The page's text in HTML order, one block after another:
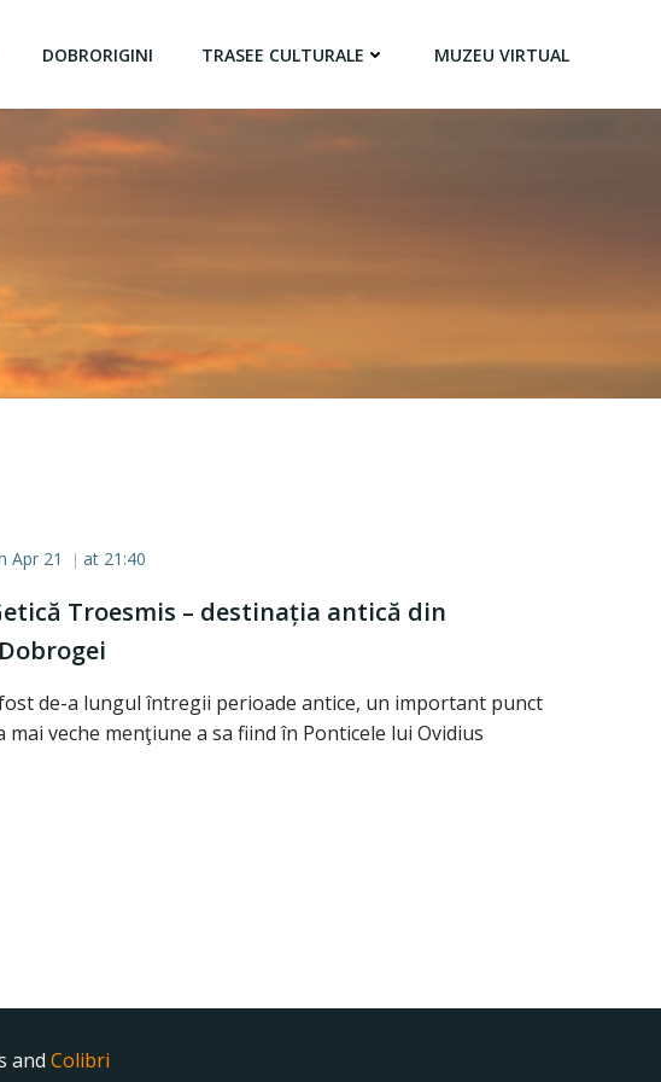
DOBRORIGINI TRASEE CULTURALE MUZEU VIRTUAL
Apr 21 | at 21:40
Troesmis – destinația antică din
de-a lungul întregii perioade antice, un important punct
mai veche menţiune a sa fiind în Ponticele lui Ovidius
and Colibri